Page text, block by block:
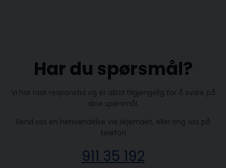
Har du spørsmål?
​Vi har rask responstid og er alltid ​tilgjengelig for å svare på
dine spørsmål.
Send oss en henvendelse via skjemaet, eller ring oss på
telefon
911 35 192